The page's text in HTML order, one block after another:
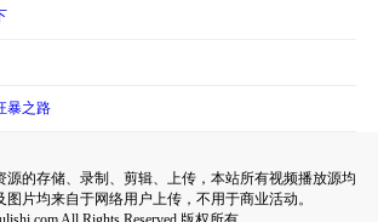
暴之路
源的存储、录制、剪辑、上传，本站所有视频播放源均
片均来自于网络用户上传，不用于商业活动。